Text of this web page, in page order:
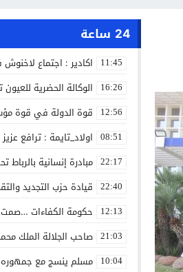
24 ساعة
11:45 اكادير : اجتماع
16:26 الوكالة الحضرية
12:56 قوة الدولة في قوة
08:51 اولاد_تايمة : ترافع
22:17 مبادرة إنسانية
22:40 قيادة حزب التجديد
12:13 حكومة الكفاءات …صمت
21:03 صاحب الجلالة الملك
10:04 مسلم ينسج مع جمهوره